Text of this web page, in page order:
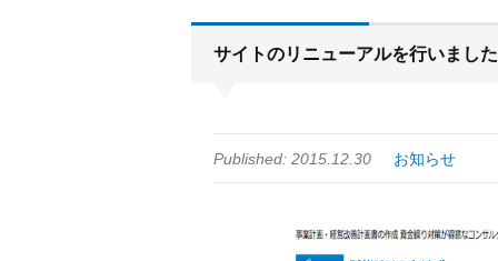
サイトのリニューアルを行いまし
Published: 2015.12.30 お知らせ